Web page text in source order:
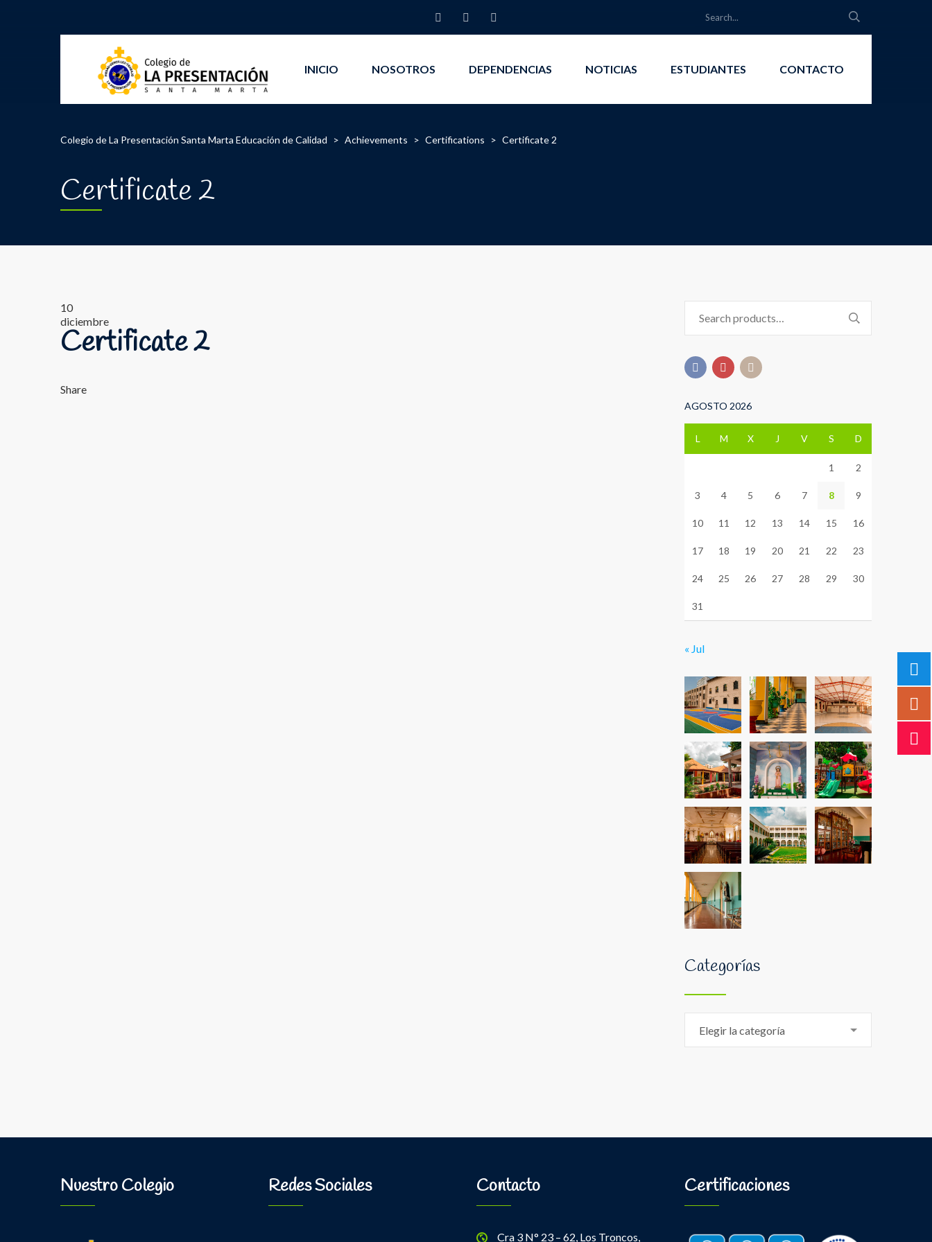
INICIO NOSOTROS DEPENDENCIAS NOTICIAS ESTUDIANTES CONTACTO
Colegio de La Presentación Santa Marta Educación de Calidad > Achievements > Certifications > Certificate 2
Certificate 2
10
diciembre
Certificate 2
Share
for:
AGOSTO 2026
L M X J V S D
1 2
3 4 5 6 7 8 9
10 11 12 13 14 15 16
17 18 19 20 21 22 23
24 25 26 27 28 29 30
31
« Jul
Categorías
Elegir la categoría
Nuestro Colegio Redes Sociales Contacto
Cra 3 N° 23 – 62, Los Troncos,
Certificaciones